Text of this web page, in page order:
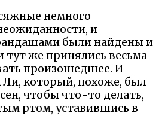
немного
и
были найдены и
тут же принялись весьма
произошедшее. И
Ли, который, похоже, был
чтобы что-то делать,
ртом, уставившись в